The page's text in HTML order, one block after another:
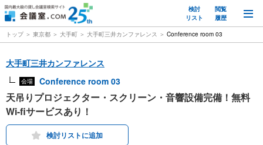
検討
リスト
閲覧
履歴
トップ 東京都 大手町 大手町三井カンファレンス Conference room 03
大手町三井カンファレンス
会場 Conference room 03
天吊りプロジェクター・スクリーン・音響設備完備！無料
Wi-fiサービスあり！
検討リストに追加